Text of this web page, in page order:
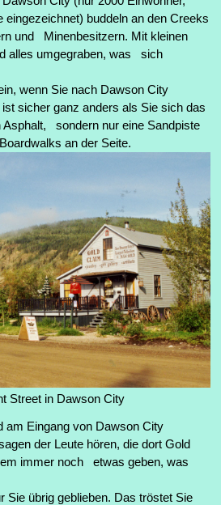
buddeln an den Creeks
und Minenbesitzern. Mit kleinen
alles umgegraben, was sich
wenn Sie nach Dawson City
sicher ganz anders als Sie sich das
Asphalt, sondern nur eine Sandpiste
an der Seite.
Street in Dawson City
am Eingang von Dawson City
der Leute hören, die dort Gold
immer noch etwas geben, was
Sie übrig geblieben. Das tröstet Sie